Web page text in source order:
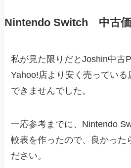
Nintendo Switch 中古
私が見た限りだとJoshin中古
Yahoo!店より安く売ってい
できませんでした。
一応参考までに、Nintendo
較表を作ったので、良かった
ださい。